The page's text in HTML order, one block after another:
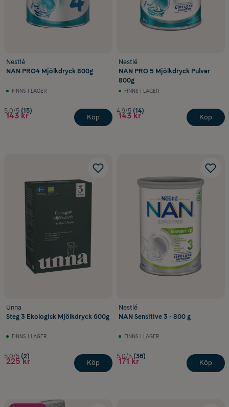
Nestlé
NAN PRO4 Mjölkdryck 800g
FINNS I LAGER
5.0/5 (15)
143 kr Köp
Nestlé
NAN PRO 5 Mjölkdryck Pulver
800g
FINNS I LAGER
4.9/5 (14)
143 kr Köp
Unna
Steg 3 Ekologisk Mjölkdryck 600g
FINNS I LAGER
5.0/5 (2)
225 kr Köp
Nestlé
NAN Sensitive 3 - 800 g
FINNS I LAGER
5.0/5 (36)
171 kr Köp